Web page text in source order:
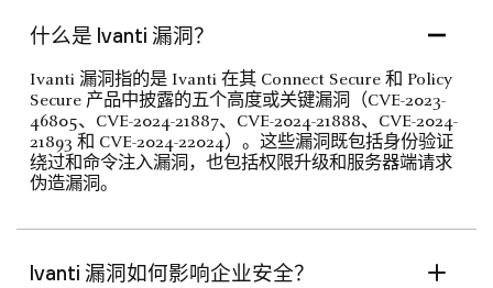
什么是 Ivanti 漏洞？
Ivanti 漏洞指的是 Ivanti 在其 Connect Secure 和 Policy
Secure 产品中披露的五个高度或关键漏洞（CVE-2023-
46805、CVE-2024-21887、CVE-2024-21888、CVE-2024-
21893 和 CVE-2024-22024）。这些漏洞既包括身份验证
绕过和命令注入漏洞，也包括权限升级和服务器端请求
伪造漏洞。
Ivanti 漏洞如何影响企业安全？